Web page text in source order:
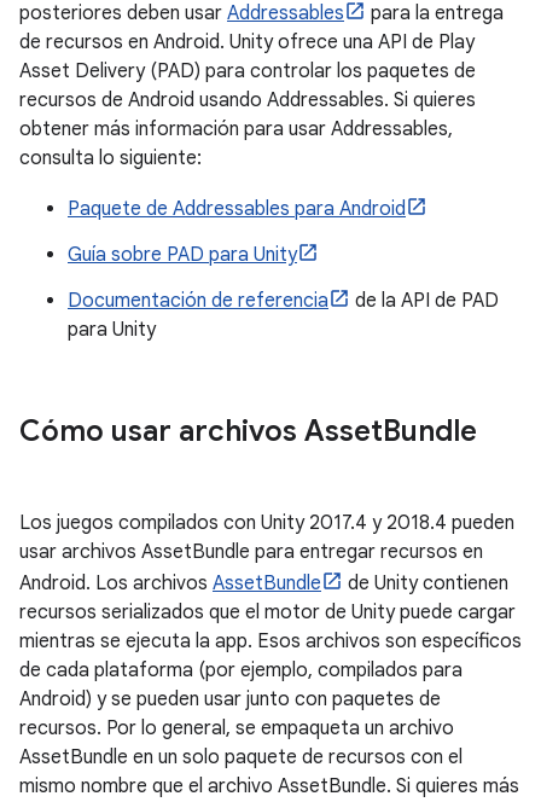
posteriores deben usar Addressables
para la entrega
de recursos en Android. Unity ofrece una API de Play
Asset Delivery (PAD) para controlar los paquetes de
recursos de Android usando Addressables. Si quieres
obtener más información para usar Addressables,
consulta lo siguiente:
Paquete de Addressables para Android
Guía sobre PAD para Unity
Documentación de referencia
de la API de PAD
para Unity
Cómo usar archivos AssetBundle
Los juegos compilados con Unity 2017.4 y 2018.4 pueden
usar archivos AssetBundle para entregar recursos en
Android. Los archivos AssetBundle
de Unity contienen
recursos serializados que el motor de Unity puede cargar
mientras se ejecuta la app. Esos archivos son específicos
de cada plataforma (por ejemplo, compilados para
Android) y se pueden usar junto con paquetes de
recursos. Por lo general, se empaqueta un archivo
AssetBundle en un solo paquete de recursos con el
mismo nombre que el archivo AssetBundle. Si quieres más